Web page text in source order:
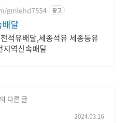
gmlehd7554 광고
달
석유배달,세종석유 세종등유
지역신속배달
다른 글
2024.03.16